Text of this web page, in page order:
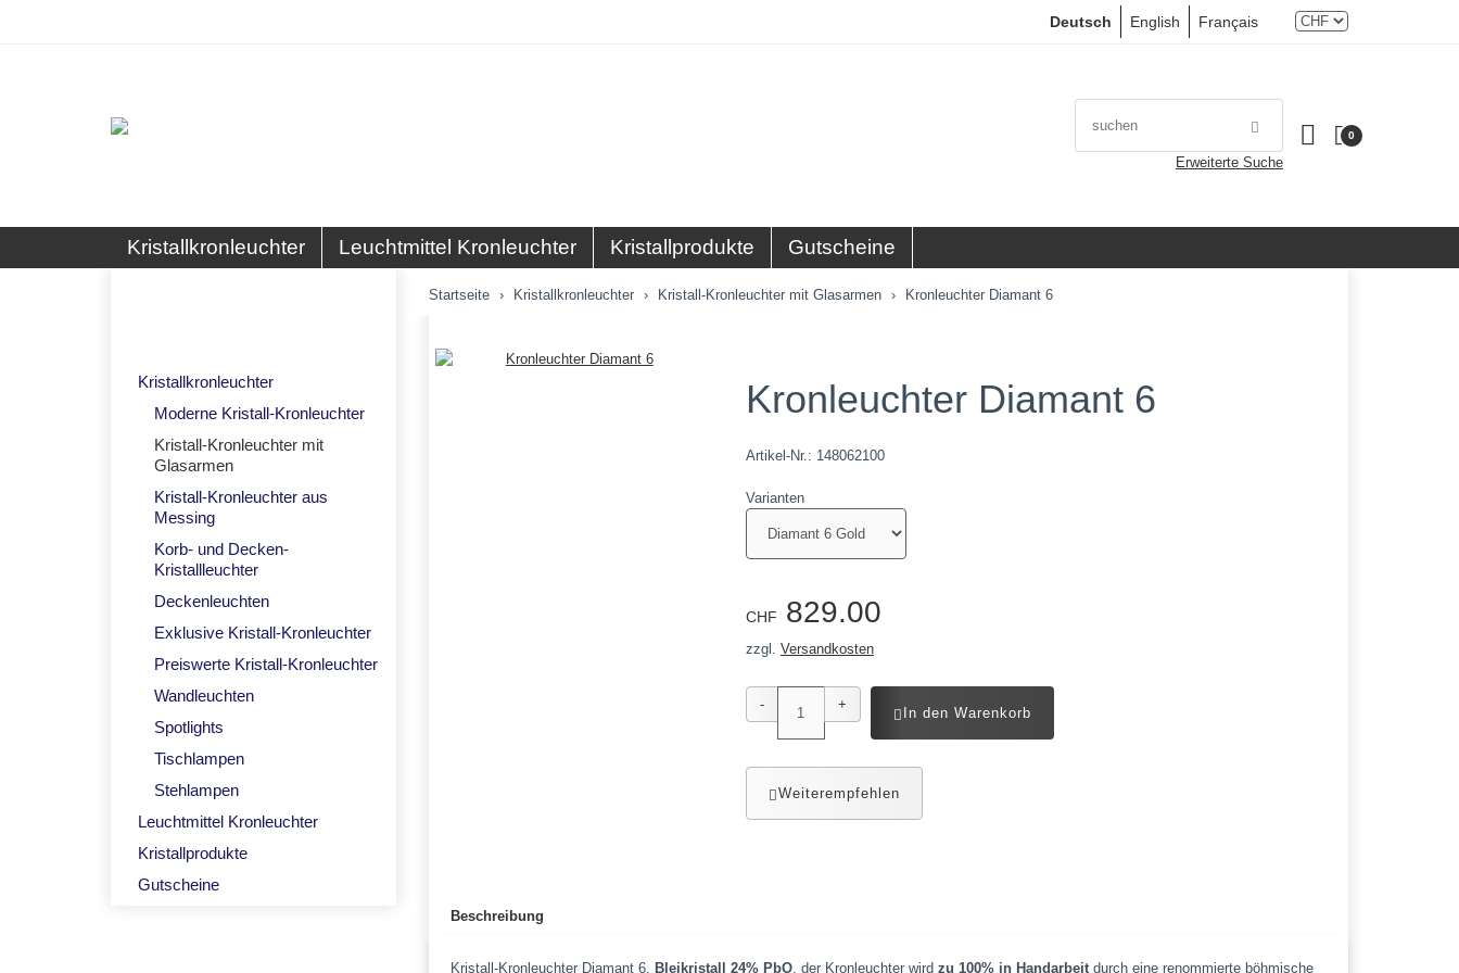
Deutsch English Français
Erweiterte Suche
0
Kristallkronleuchter Leuchtmittel Kronleuchter Kristallprodukte Gutscheine
Startseite Kristallkronleuchter Kristall-Kronleuchter mit Glasarmen Kronleuchter Diamant 6
Kronleuchter Diamant 6
Artikel-Nr.: 148062100
Varianten
CHF 829.00
zzgl. Versandkosten
- +
In den Warenkorb
Weiterempfehlen
Beschreibung
Kristall-Kronleuchter Diamant 6, Bleikristall 24% PbO, der Kronleuchter wird zu 100% in Handarbeitdurch eine renommierte böhmische
Kristallkronleuchter
Moderne Kristall-Kronleuchter
Kristall-Kronleuchter mit
Glasarmen
Kristall-Kronleuchter aus
Messing
Korb- und Decken-
Kristallleuchter
Deckenleuchten
Exklusive Kristall-Kronleuchter
Preiswerte Kristall-Kronleuchter
Wandleuchten
Spotlights
Tischlampen
Stehlampen
Leuchtmittel Kronleuchter
Kristallprodukte
Gutscheine